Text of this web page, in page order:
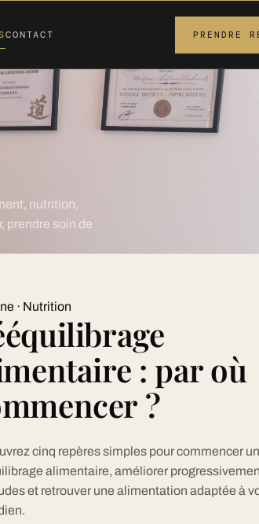
CONTACT PRENDRE
nutrition,
prendre soin de
· Nutrition
: par où
?
cinq repères simples pour commencer un
alimentaire, améliorer
et retrouver une alimentation adaptée à